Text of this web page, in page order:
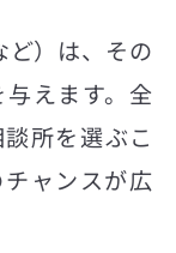
）は、その
えます。全
所を選ぶこ
ャンスが広